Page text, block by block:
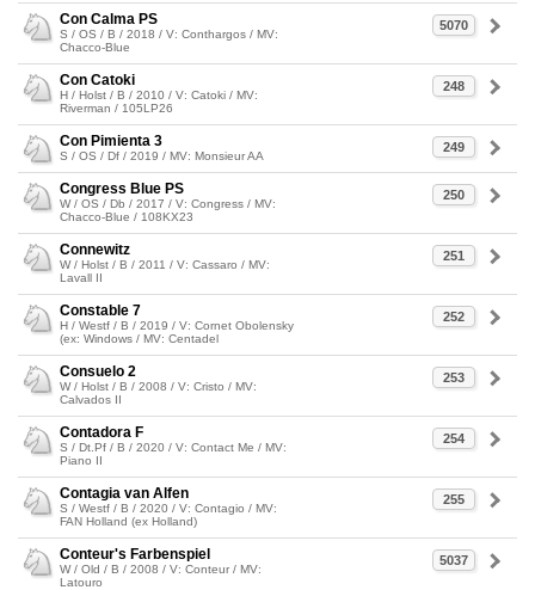
5070
Con Calma PS
S / OS / B / 2018 / V: Conthargos / MV:
Chacco-Blue
248
Con Catoki
H / Holst / B / 2010 / V: Catoki / MV:
Riverman / 105LP26
249
Con Pimienta 3
S / OS / Df / 2019 / MV: Monsieur AA
250
Congress Blue PS
W / OS / Db / 2017 / V: Congress / MV:
Chacco-Blue / 108KX23
251
Connewitz
W / Holst / B / 2011 / V: Cassaro / MV:
Lavall II
252
Constable 7
H / Westf / B / 2019 / V: Cornet Obolensky
(ex: Windows / MV: Centadel
253
Consuelo 2
W / Holst / B / 2008 / V: Cristo / MV:
Calvados II
254
Contadora F
S / Dt.Pf / B / 2020 / V: Contact Me / MV:
Piano II
255
Contagia van Alfen
S / Westf / B / 2020 / V: Contagio / MV:
FAN Holland (ex Holland)
5037
Conteur's Farbenspiel
W / Old / B / 2008 / V: Conteur / MV:
Latouro